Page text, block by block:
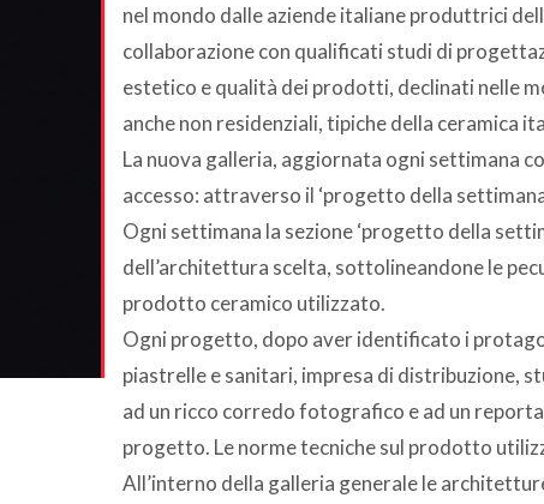
nel mondo dalle aziende italiane produttrici
collaborazione con qualificati studi di
estetico e qualità dei prodotti, declinati nelle
anche non residenziali, tipiche della ceramica
La nuova galleria, aggiornata ogni settimana
accesso: attraverso il ‘progetto della
Ogni settimana la sezione ‘progetto della
dell’architettura scelta, sottolineandone le
prodotto ceramico utilizzato.
Ogni progetto, dopo aver identificato i
piastrelle e sanitari, impresa di distribuzione,
ad un ricco corredo fotografico e ad un
progetto. Le norme tecniche sul prodotto
All’interno della galleria generale le